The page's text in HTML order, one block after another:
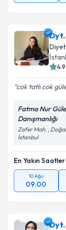
4.9
cok tatlı cok
Fatma Nur
Danışmanlığı
Zafer Mah. ,
İstanbul
En Yakın Saatler
10 Ağu
09:00
Dyt.